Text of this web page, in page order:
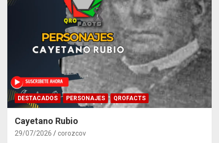
DESTACADOS PERSONAJES QROFACTS
Cayetano Rubio
29/07/2026 corozcov